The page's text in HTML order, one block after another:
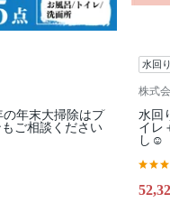
年末大掃除はプ
ご相談ください
水回
株式
水回
イレ
し☺️